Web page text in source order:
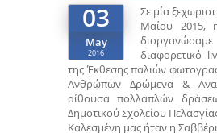
03
May
2016
Σε μία
Μαίου 2015,
διαφορετικό
της Έκθεσης παλιών
Ανθρώπων Δρώμενα &
αίθουσα πολλαπλών
Δημοτικού Σχολείου
Καλεσμένη μας ήταν η